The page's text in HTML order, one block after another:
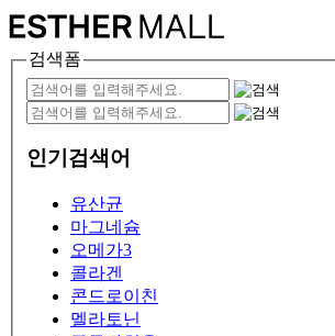
검색폼
인기검색어
유산균
마그네슘
오메가3
콜라겐
콘드로이친
멜라토닌